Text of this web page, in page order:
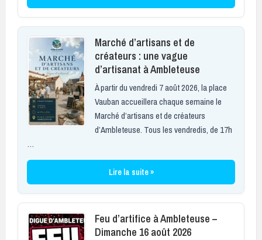
Marché d’artisans et de
créateurs : une vague
d’artisanat à Ambleteuse
À partir du vendredi 7 août 2026, la place
Vauban accueillera chaque semaine le
Marché d’artisans et de créateurs
d’Ambleteuse. Tous les vendredis, de 17h
…
Lire la suite »
Feu d’artifice à Ambleteuse –
Dimanche 16 août 2026